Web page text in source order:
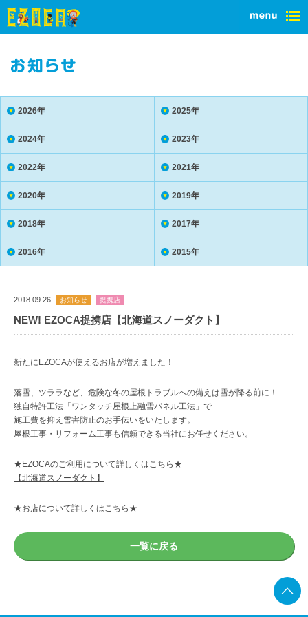
2026年 2025年
2024年 2023年
2022年 2021年
2020年 2019年
2018年 2017年
2016年 2015年
2018.09.26 お知らせ 提携店
NEW! EZOCA提携店【北海道スノーダクト】
新たにEZOCAが使えるお店が増えました！
落雪、ツララなど、危険な冬の屋根トラブルへの備えは雪が降る前に！
独自特許工法「ワンタッチ屋根上融雪パネル工法」で
施工費を抑え雪害防止のお手伝いをいたします。
屋根工事・リフォーム工事も信頼できる当社にお任せください。
★EZOCAのご利用について詳しくはこちら★
【北海道スノーダクト】
★お店について詳しくはこちら★
一覧に戻る